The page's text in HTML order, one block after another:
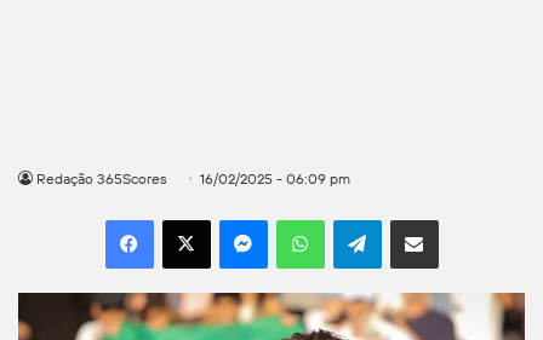
Redação 365Scores 16/02/2025 - 06:09 pm
Facebook
X MessengerWhatsAppTelegramCompartilhar por e-mail